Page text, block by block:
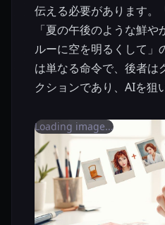
伝える必要があります。
「夏の午後のような鮮
ルーに空を明るくして」
は単なる命令で、後者は
クションであり、AIを狙
Loading image...